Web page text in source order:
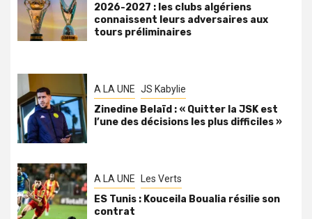
2026-2027 : les clubs algériens
connaissent leurs adversaires aux
tours préliminaires
A LA UNE JS Kabylie
Zinedine Belaïd : « Quitter la JSK est
l’une des décisions les plus difficiles »
A LA UNE Les Verts
ES Tunis : Kouceila Boualia résilie son
contrat